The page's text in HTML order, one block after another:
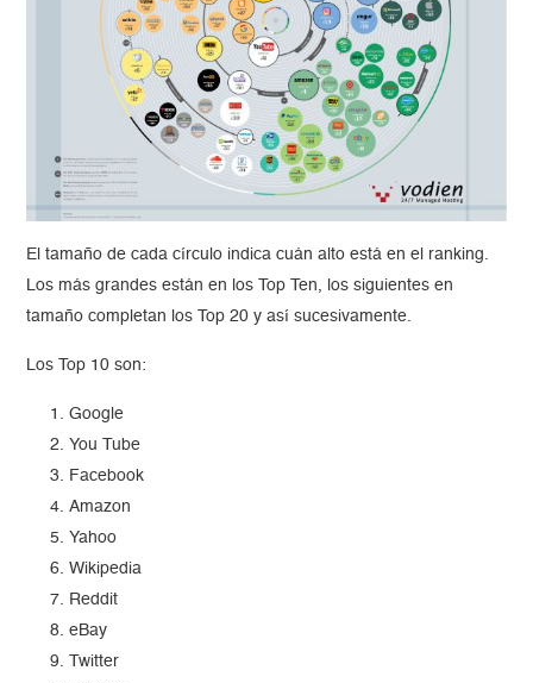
El tamaño de cada círculo indica cuán alto está en el ranking.
Los más grandes están en los Top Ten, los siguientes en
tamaño completan los Top 20 y así sucesivamente.
Los Top 10 son:
Google
You Tube
Facebook
Amazon
Yahoo
Wikipedia
Reddit
eBay
Twitter